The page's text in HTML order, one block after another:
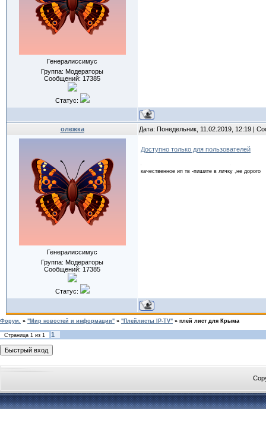
Генералиссимус
Группа: Модераторы
Сообщений: 17385
Статус:
олежка Дата: Понедельник, 11.02.2019, 12:19 |
Генералиссимус
Группа: Модераторы
Сообщений: 17385
Статус:
Доступно только для пользователей
качественное ип тв -пишите в личку ,не дорого
Форум. » "Мир новостей и информации" » "Плейлисты IP-TV" » плей лист для Крыма
Страница 1 из 1 1